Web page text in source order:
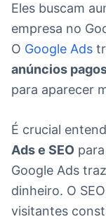
Eles buscam
empresa no
O Google Ads
anúncios
para aparecer
É crucial
Ads e SEO
Google Ads
dinheiro. O
visitantes